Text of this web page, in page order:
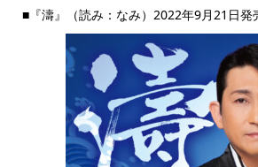
■『濤』（読み：なみ）2022年9月21日発